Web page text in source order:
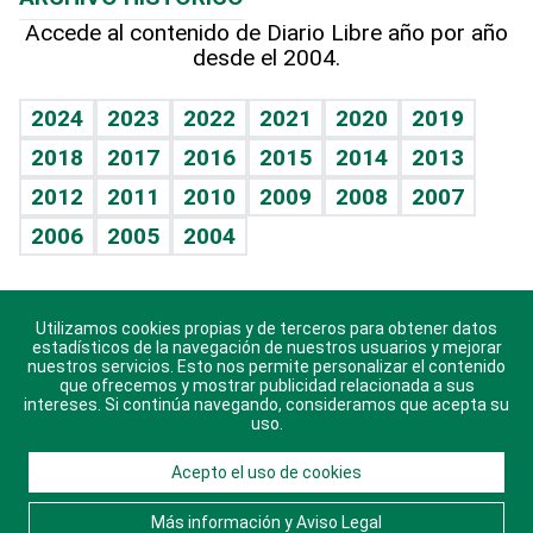
Hablando con el pediatra
Vida y familia
Eñe
Celebrando la vida
Sin complejos
En pocas palabras
Escuchando al corazón
Economía Personal
Línea de hit
BRV
TBT Deportivo
Columnistas
Más firmas
Hecho en casa
Guía del dinero
Cumpleaños
Horóscopos
Juegos
Accede al contenido de Diario Libre año por año
desde el 2004.
2024 2023 2022 2021 2020
2019
2018
2017 2016 2015 2014
2013
2012
2011 2010 2009 2008
2007
2006
2005 2004
Descarga nuestras aplicaciones para Android, iOS y
sistema Huawei.
© 2021 Diario Libre, todos los derechos reservados.
Consulta elAviso Legal. Ponte en Contacto
Utilizamos cookies propias y de terceros para obtener datos
estadísticos de la navegación de nuestros usuarios y mejorar
nuestros servicios. Esto nos permite personalizar el contenido
que ofrecemos y mostrar publicidad relacionada a sus
intereses. Si continúa navegando, consideramos que acepta su
uso.
Acepto el uso de cookies
Más información y Aviso Legal